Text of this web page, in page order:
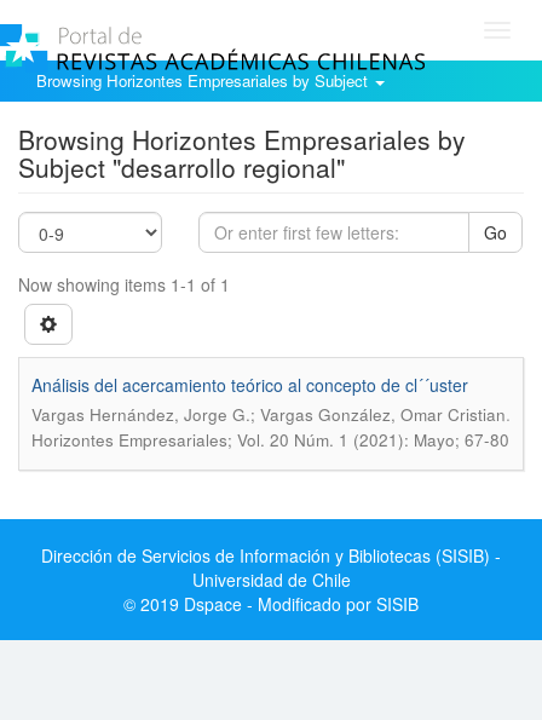
Browsing Horizontes Empresariales by Subject
Browsing Horizontes Empresariales by
Subject "desarrollo regional"
Go
Now showing items 1-1 of 1
Análisis del acercamiento teórico al concepto de cl´´uster
Vargas Hernández, Jorge G.; Vargas González, Omar Cristian.
Horizontes Empresariales; Vol. 20 Núm. 1 (2021): Mayo; 67-80
Dirección de Servicios de Información y Bibliotecas (SISIB) -
Universidad de Chile
© 2019 Dspace - Modificado por SISIB